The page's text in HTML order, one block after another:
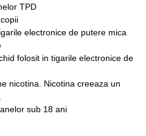
TPD
electronice de putere mica
folosit in tigarile electronice de
nicotina. Nicotina creeaza un
sub 18 ani